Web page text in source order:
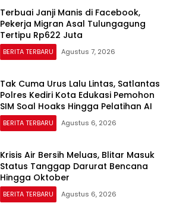
Terbuai Janji Manis di Facebook,
Pekerja Migran Asal Tulungagung
Tertipu Rp622 Juta
BERITA TERBARU Agustus 7, 2026
Tak Cuma Urus Lalu Lintas, Satlantas
Polres Kediri Kota Edukasi Pemohon
SIM Soal Hoaks Hingga Pelatihan AI
BERITA TERBARU Agustus 6, 2026
Krisis Air Bersih Meluas, Blitar Masuk
Status Tanggap Darurat Bencana
Hingga Oktober
BERITA TERBARU Agustus 6, 2026